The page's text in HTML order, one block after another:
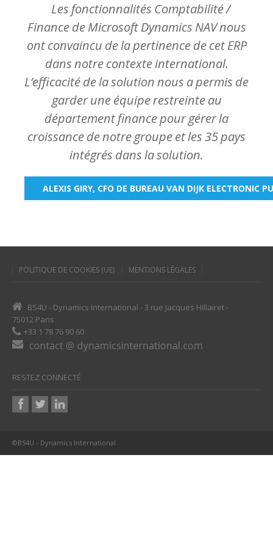
Les fonctionnalités Comptabilité/
Finance de Microsoft Dynamics NAVnous
ont convaincu delapertinence de cet ERP
dansnotre contexteinternational.
L’efficacitédelasolutionnous apermis de
garder une équiperestreinte au
départementfinancepourgérerla
croissancedenotregroupeetles35pays
intégrés danslasolution.
ALEXIS GIRY, CFO DE BUREAU VAN DIJK ELECTRONIC
POLITIQUE DE COOKIES (UE) MENTIONS LÉGALES
BS4U - Dynamics International - 3 rue Jacques Hillairet -
75012 Paris
+33 1 78 76 90 60
RESTEZ CONNECTÉ
©BS4U - Dynamics International